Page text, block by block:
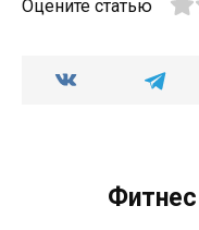
Оцените статью